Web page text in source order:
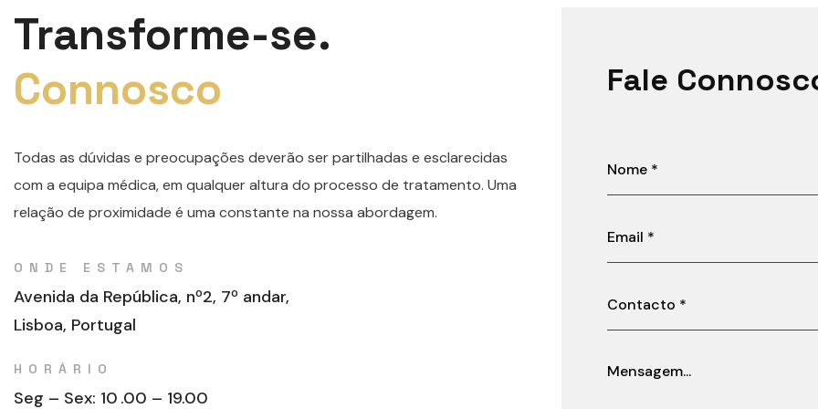
Transforme-se.
Connosco
Todas as dúvidas e preocupações deverão ser partilhadas e esclarecidas
com a equipa médica, em qualquer altura do processo de tratamento. Uma
relação de proximidade é uma constante na nossa abordagem.
ONDE ESTAMOS
Avenida da República, nº2, 7º andar,
Lisboa, Portugal
HORÁRIO
Seg – Sex: 10 .00 – 19.00
Fale